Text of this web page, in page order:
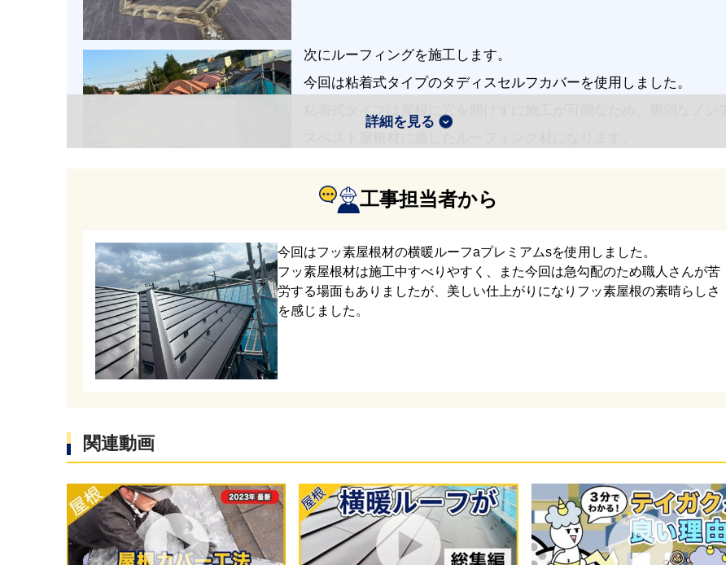
次にルーフィングを施工します。
今回は粘着式タイプのタディスセルフカバーを使用しました。
粘着式タイプは屋根に穴を開けずに施工が可能なため、脆弱なノンア
屋根材を施工します。
今回は断熱材一体型の横暖ルーフaプレミアムsを使用しました。
高耐久のSGL鋼板を使用した屋根材となり、鋼板の表面にフッ素塗装
部を切り欠き施工をしました。
棟部は屋根材を立ち上げ施工をしました。
詳細を見る
工事担当者から
今回はフッ素屋根材の横暖ルーフaプレミアムsを使用しました。
フッ素屋根材は施工中すべりやすく、また今回は急勾配のため職人さんが苦
労する場面もありましたが、美しい仕上がりになりフッ素屋根の素晴らしさ
を感じました。
関連動画